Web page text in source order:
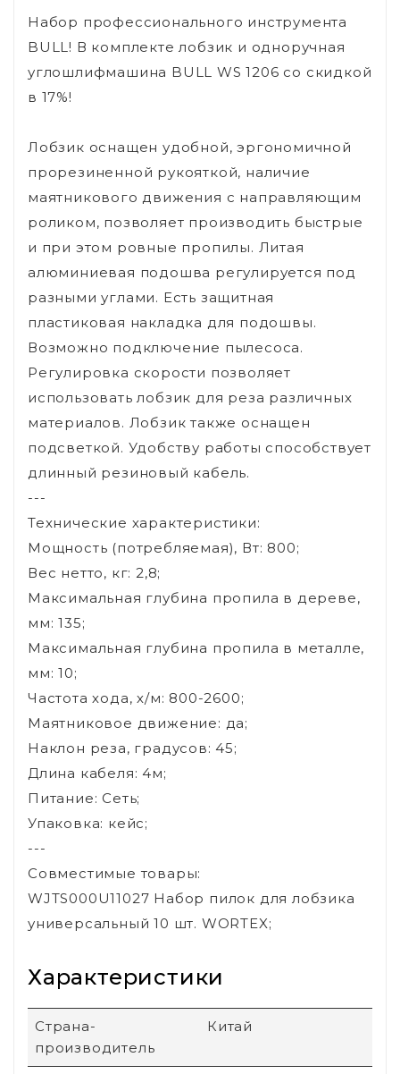
Набор профессионального инструмента
BULL! В комплекте лобзик и одноручная
углошлифмашина BULL WS 1206 со скидкой
в 17%!
Лобзик оснащен удобной, эргономичной
прорезиненной рукояткой, наличие
маятникового движения с направляющим
роликом, позволяет производить быстрые
и при этом ровные пропилы. Литая
алюминиевая подошва регулируется под
разными углами. Есть защитная
пластиковая накладка для подошвы.
Возможно подключение пылесоса.
Регулировка скорости позволяет
использовать лобзик для реза различных
материалов. Лобзик также оснащен
подсветкой. Удобству работы способствует
длинный резиновый кабель.
---
Технические характеристики:
Мощность (потребляемая), Вт: 800;
Вес нетто, кг: 2,8;
Максимальная глубина пропила в дереве,
мм: 135;
Максимальная глубина пропила в металле,
мм: 10;
Частота хода, х/м: 800-2600;
Маятниковое движение: да;
Наклон реза, градусов: 45;
Длина кабеля: 4м;
Питание: Сеть;
Упаковка: кейс;
---
Совместимые товары:
WJTS000U11027 Набор пилок для лобзика
универсальный 10 шт. WORTEX;
Характеристики
Страна-
производитель
Китай